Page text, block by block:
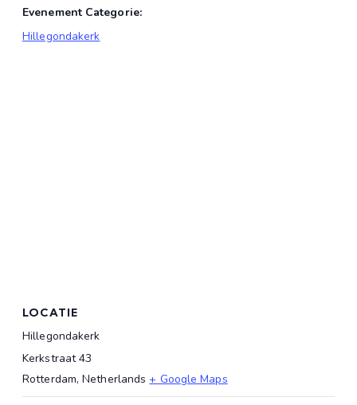
Evenement Categorie:
Hillegondakerk
LOCATIE
Hillegondakerk
Kerkstraat 43
Rotterdam, Netherlands + Google Maps